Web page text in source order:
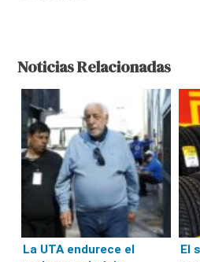
Noticias Relacionadas
La UTA endurece el
El